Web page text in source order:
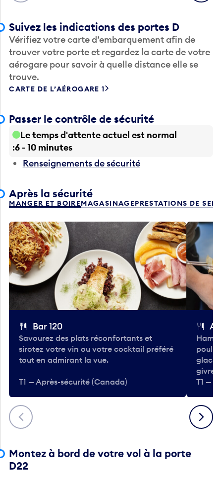
Suivez les indications des portes D
Vérifiez votre carte d’embarquement afin de
trouver votre porte et regardez la carte de votre
aérogare pour savoir à quelle distance elle se
trouve.
CARTE DE L’AÉROGARE 1
Passer le contrôle de sécurité
Le temps d'attente actuel est normal
6 - 10 minutes
Renseignements de sécurité
Après la sécurité
MANGER ET BOIREMAGASINAGEPRESTATIONS DE
Précédent
Bar 120
Savourez des plats réconfortants et
sirotez votre vin ou votre cocktail préféré
tout en admirant la vue.
T1 — Après-sécurité (Canada)
poulet
T1 —
Suivant
Montez à bord de votre vol à la porte
D22